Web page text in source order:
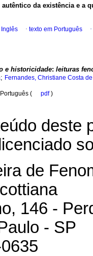
da existência e a
Inglês · texto em Português ·
e historicidade: leituras
; Fernandes, Christiane Costa
Português ( pdf)
deste
de
146 -
- SP